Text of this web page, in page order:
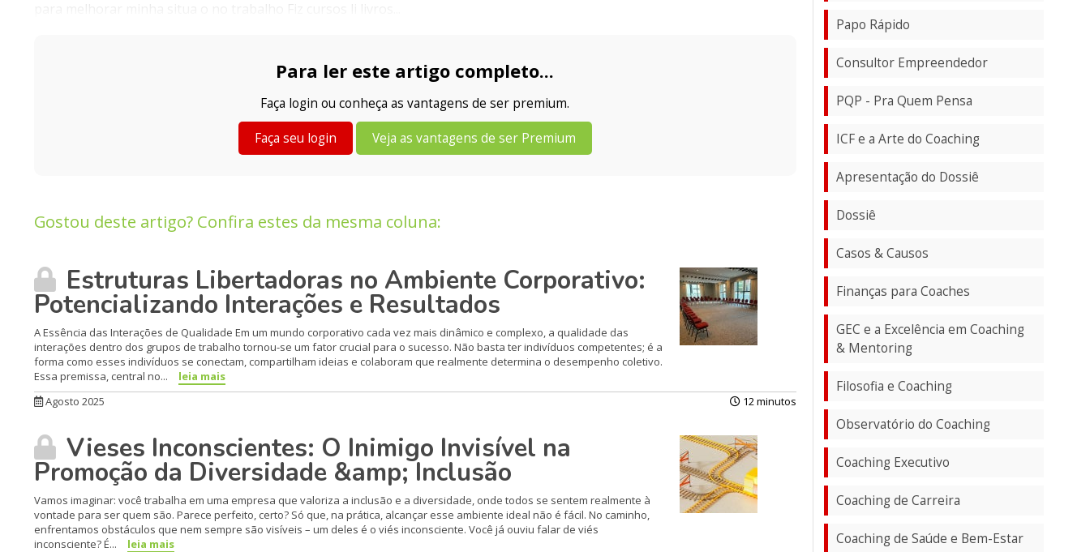
Para ler este artigo completo...
Faça login ou conheça as vantagens de ser premium.
Faça seu login Veja as vantagens de ser Premium
Gostou deste artigo? Confira estes da mesma coluna:
Estruturas Libertadoras no Ambiente Corporativo:
Potencializando Interações e Resultados
A Essência das Interações de Qualidade Em um mundo corporativo cada vez mais dinâmico e complexo, a qualidade das
interações dentro dos grupos de trabalho tornou-se um fator crucial para o sucesso. Não basta ter indivíduos competentes; é a
forma como esses indivíduos se conectam, compartilham ideias e colaboram que realmente determina o desempenho coletivo.
Essa premissa, central no...
leia mais
Agosto 2025
12 minutos
Vieses Inconscientes: O Inimigo Invisível na
Promoção da Diversidade &amp; Inclusão
Vamos imaginar: você trabalha em uma empresa que valoriza a inclusão e a diversidade, onde todos se sentem realmente à
vontade para ser quem são. Parece perfeito, certo? Só que, na prática, alcançar esse ambiente ideal não é fácil. No caminho,
enfrentamos obstáculos que nem sempre são visíveis – um deles é o viés inconsciente. Você já ouviu falar de viés
inconsciente? É...
leia mais
Papo Rápido
Consultor Empreendedor
PQP - Pra Quem Pensa
ICF e a Arte do Coaching
Apresentação do Dossiê
Dossiê
Casos & Causos
Finanças para Coaches
GEC e a Excelência em Coaching
& Mentoring
Filosofia e Coaching
Observatório do Coaching
Coaching Executivo
Coaching de Carreira
Coaching de Saúde e Bem-Estar